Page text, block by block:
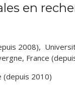
en
2008),
France
(depuis 2010)